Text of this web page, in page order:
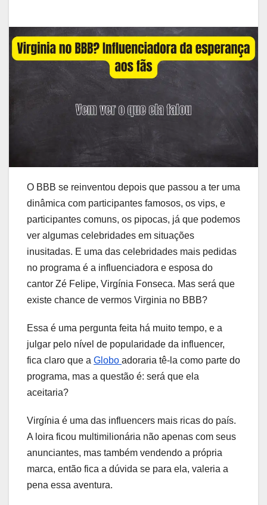
O BBB se reinventou depois que passou a ter uma
dinâmica com participantes famosos, os vips, e
participantes comuns, os pipocas, já que podemos
ver algumas celebridades em situações
inusitadas. E uma das celebridades mais pedidas
no programa é a influenciadora e esposa do
cantor Zé Felipe, Virgínia Fonseca. Mas será que
existe chance de vermos Virginia no BBB?
Essa é uma pergunta feita há muito tempo, e a
julgar pelo nível de popularidade da influencer,
fica claro que a Globo adoraria tê-la como parte do
programa, mas a questão é: será que ela
aceitaria?
Virgínia é uma das influencers mais ricas do país.
A loira ficou multimilionária não apenas com seus
anunciantes, mas também vendendo a própria
marca, então fica a dúvida se para ela, valeria a
pena essa aventura.